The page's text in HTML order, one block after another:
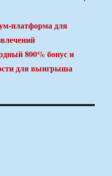
платформа для
800% бонус и
для выигрыша